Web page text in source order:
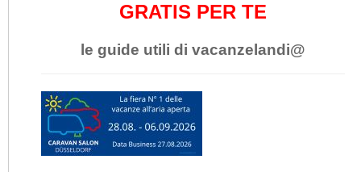
GRATIS PER TE
le guide utili di vacanzelandi@